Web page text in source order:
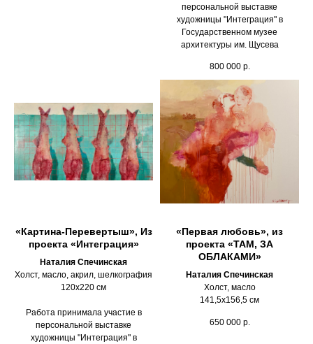
персональной выставке
художницы "Интеграция" в
Государственном музее
архитектуры им. Щусева
800 000 р.
«Картина-Перевертыш», Из
проекта «Интеграция»
Наталия Спечинская
Холст, масло, акрил, шелкография
120х220 см
Работа принимала участие в
персональной выставке
художницы "Интеграция" в
«Первая любовь», из
проекта «ТАМ, ЗА
ОБЛАКАМИ»
Наталия Спечинская
Холст, масло
141,5х156,5 см
650 000 р.